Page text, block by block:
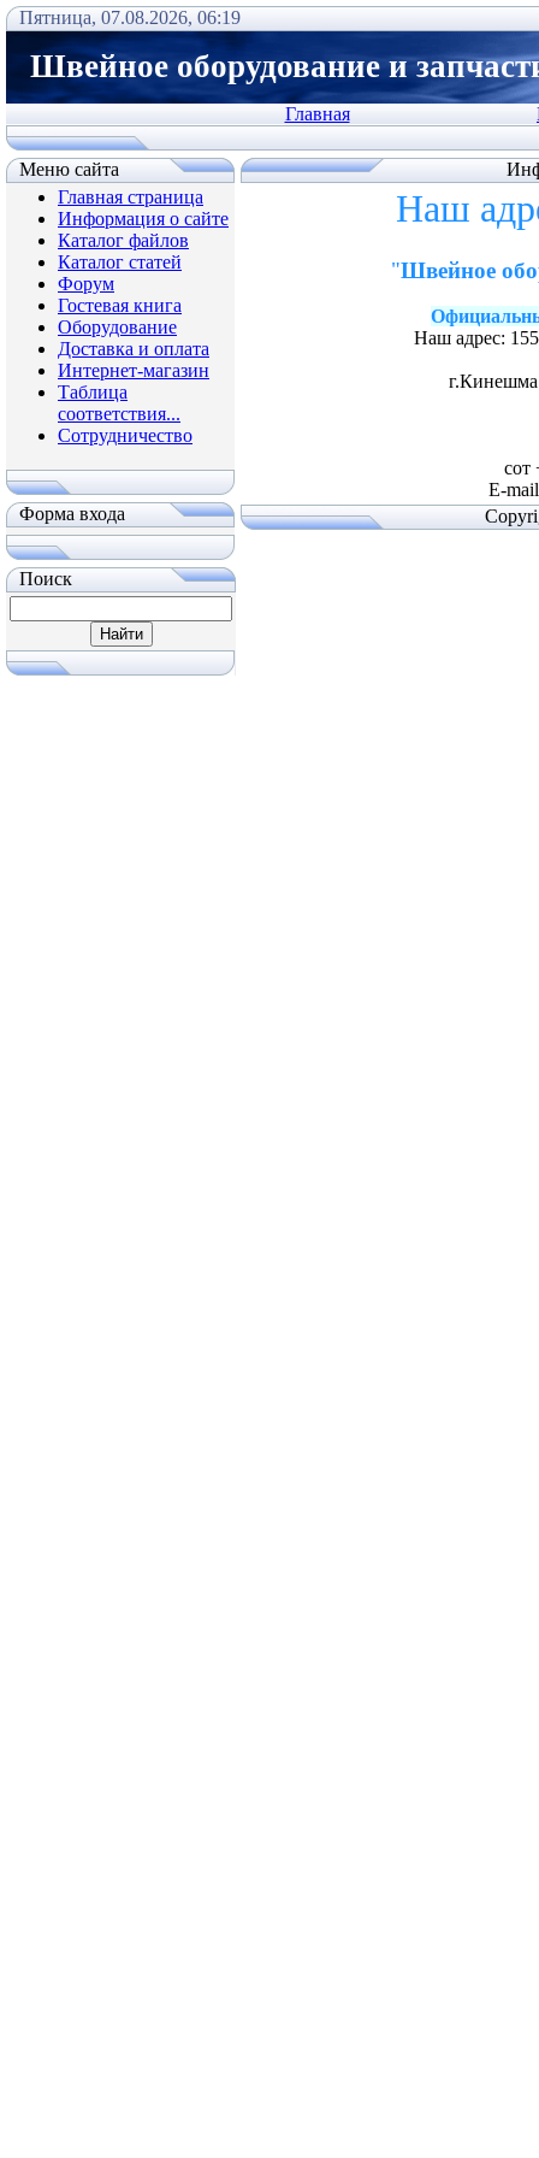
Пятница, 07.08.2026, 06:19
Швейное оборудование и
Главная
Меню сайта
Главная страница
Информация о сайте
Каталог файлов
Каталог статей
Форум
Гостевая книга
Оборудование
Доставка и оплата
Интернет-магазин
Таблица
соответствия...
Сотрудничество
Форма входа
Поиск
Наш
"Швейное
Наш адрес:
сот
E-